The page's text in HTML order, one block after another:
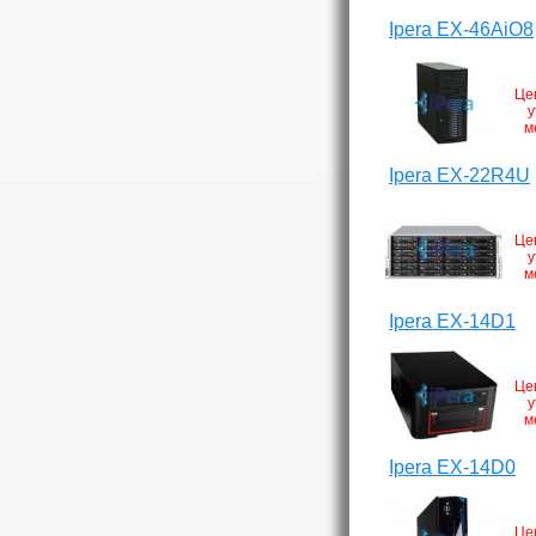
Ipera EX-46AiO8
Ipera EX-22R4U
Ipera EX-14D1
Ipera EX-14D0